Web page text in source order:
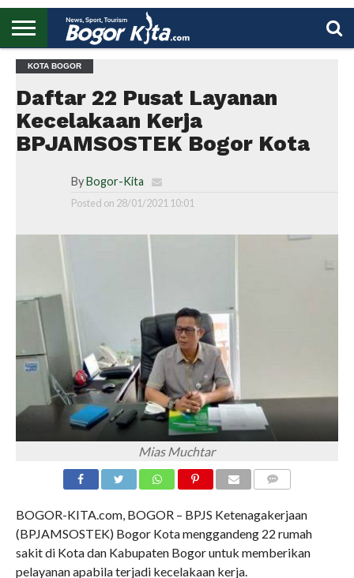
BOGOR
REGIONAL
NASIONAL
PENDIDIKAN
WISATA
OLAHRAGA
LAPORAN
PROFIL
KOTA BOGOR
Daftar 22 Pusat Layanan
Kecelakaan Kerja
BPJAMSOSTEK Bogor Kota
By Bogor-Kita
Posted on 28/01/2021 10:01
Mias Muchtar
BOGOR-KITA.com, BOGOR – BPJS Ketenagakerjaan
(BPJAMSOSTEK) Bogor Kota menggandeng 22 rumah
sakit di Kota dan Kabupaten Bogor untuk memberikan
pelayanan apabila terjadi kecelakaan kerja.